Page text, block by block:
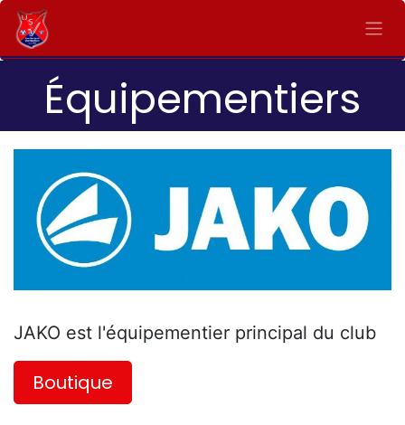
Se rendre au contenu
Équipementiers
JAKO est l'équipementier principal du club
Boutique